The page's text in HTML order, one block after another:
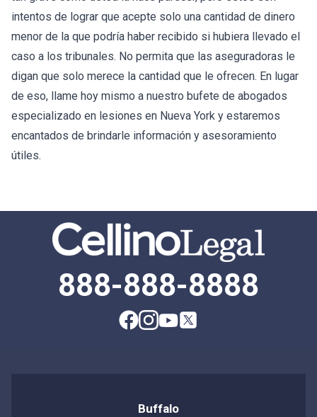
intentos de lograr que acepte solo una cantidad de dinero
menor de la que podría haber recibido si hubiera llevado el
caso a los tribunales. No permita que las aseguradoras le
digan que solo merece la cantidad que le ofrecen. En lugar
de eso, llame hoy mismo a nuestro bufete de abogados
especializado en lesiones en Nueva York y estaremos
encantados de brindarle información y asesoramiento
útiles.
888-888-8888
Buffalo